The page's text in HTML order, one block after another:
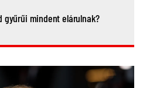
gyűrűi mindent elárulnak?